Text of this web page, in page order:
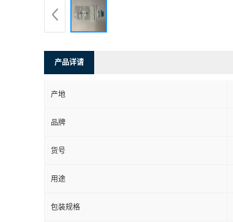
产品详请
产地
品牌
货号
用途
包装规格